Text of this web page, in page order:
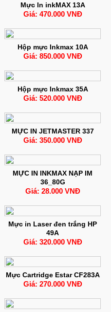
Mực In inkMAX 13A
Giá: 470.000 VNĐ
Hộp mực Inkmax 10A
Giá: 850.000 VNĐ
Hộp mực Inkmax 35A
Giá: 520.000 VNĐ
MỰC IN JETMASTER 337
Giá: 350.000 VNĐ
MỰC IN INKMAX NẠP IM
36_80G
Giá: 28.000 VNĐ
Mực in Laser đen trắng HP
49A
Giá: 320.000 VNĐ
Mực Cartridge Estar CF283A
Giá: 270.000 VNĐ